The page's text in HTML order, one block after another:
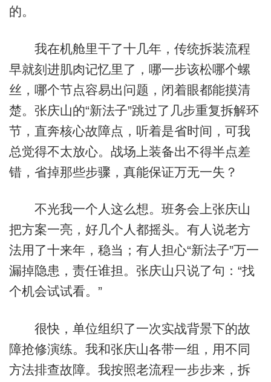
的。
我在机舱里干了十几年，传统拆装流程
早就刻进肌肉记忆里了，哪一步该松哪个螺
丝，哪个节点容易出问题，闭着眼都能摸清
楚。张庆山的“新法子”跳过了几步重复拆解环
节，直奔核心故障点，听着是省时间，可我
总觉得不太放心。战场上装备出不得半点差
错，省掉那些步骤，真能保证万无一失？
不光我一个人这么想。班务会上张庆山
把方案一亮，好几个人都摇头。有人说老方
法用了十来年，稳当；有人担心“新法子”万一
漏掉隐患，责任谁担。张庆山只说了句：“找
个机会试试看。”
很快，单位组织了一次实战背景下的故
障抢修演练。我和张庆山各带一组，用不同
方法排查故障。我按照老流程一步步来，拆